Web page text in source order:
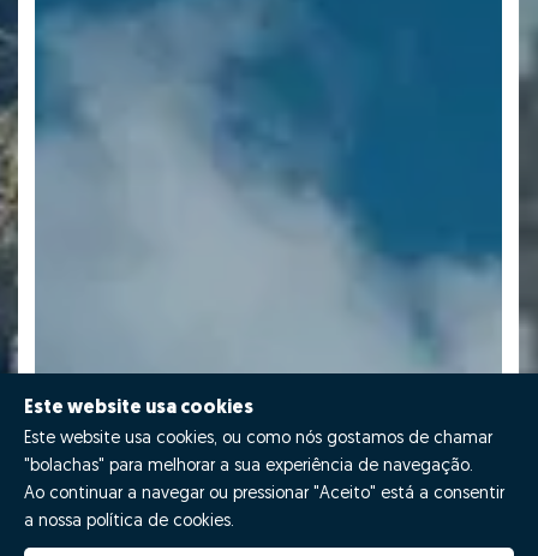
Este website usa cookies
Este website usa cookies, ou como nós gostamos de chamar
"bolachas" para melhorar a sua experiência de navegação.
Ao continuar a navegar ou pressionar "Aceito" está a consentir
a nossa política de cookies.